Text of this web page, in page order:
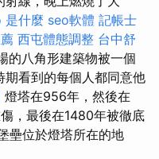
是什麼 seo軟體 記帳士
西屯體態調整 台中舒
的八角形建築物被一個
期看到的每個人都同意他
燈塔在956年，然後在
，最後在1480年被徹底
壘位於燈塔所在的地